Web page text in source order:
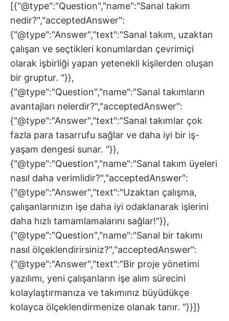
[{"@type":"Question","name":"Sanal takım
nedir?","acceptedAnswer":
{"@type":"Answer","text":"Sanal takım, uzaktan
çalışan ve seçtikleri konumlardan çevrimiçi
olarak işbirliği yapan yetenekli kişilerden oluşan
bir gruptur. "}},
{"@type":"Question","name":"Sanal takımların
avantajları nelerdir?","acceptedAnswer":
{"@type":"Answer","text":"Sanal takımlar çok
fazla para tasarrufu sağlar ve daha iyi bir iş-
yaşam dengesi sunar. "}},
{"@type":"Question","name":"Sanal takım üyeleri
nasıl daha verimlidir?","acceptedAnswer":
{"@type":"Answer","text":"Uzaktan çalışma,
çalışanlarınızın işe daha iyi odaklanarak işlerini
daha hızlı tamamlamalarını sağlar!"}},
{"@type":"Question","name":"Sanal bir takımı
nasıl ölçeklendirirsiniz?","acceptedAnswer":
{"@type":"Answer","text":"Bir proje yönetimi
yazılımı, yeni çalışanların işe alım sürecini
kolaylaştırmanıza ve takımınız büyüdükçe
kolayca ölçeklendirmenize olanak tanır. "}}]}